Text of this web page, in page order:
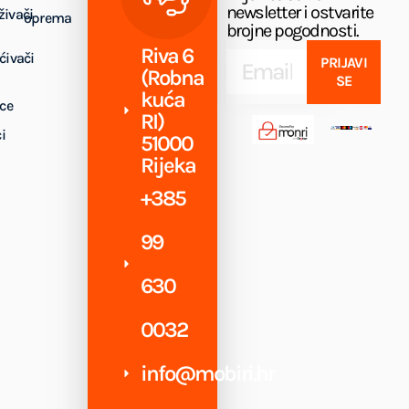
oprema
Riva 6
(Robna
kuća
RI)
51000
Rijeka
+385
99
630
0032
info@mobiri.hr
newsletter i ostvarite
brojne pogodnosti.
PRIJAVI
SE